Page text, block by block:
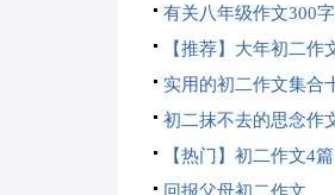
有关八年级作文300
【推荐】大年初二作
实用的初二作文集合
初二抹不去的思念作
【热门】初二作文4篇